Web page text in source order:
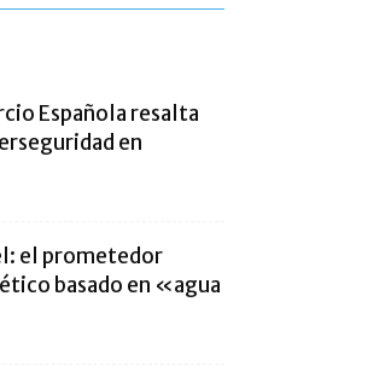
Española resalta
en
el prometedor
basado en «agua